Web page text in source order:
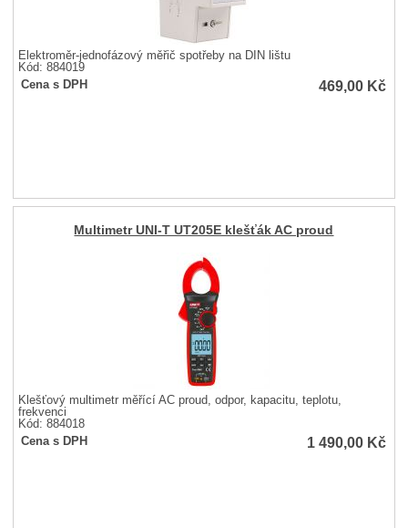
Elektroměr-jednofázový měřič spotřeby na DIN lištu
Kód: 884019
Cena s DPH
469,00 Kč
Multimetr UNI-T UT205E klešťák AC proud
Klešťový multimetr měřící AC proud, odpor, kapacitu, teplotu,
frekvenci
Kód: 884018
Cena s DPH
1 490,00 Kč